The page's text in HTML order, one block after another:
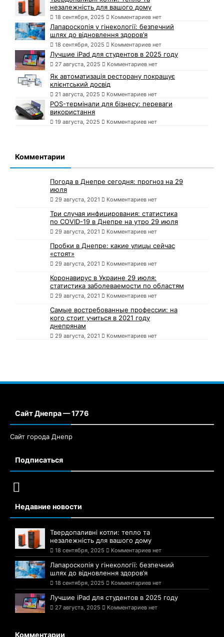
незалежність для вашого дому
18 сентября, 2025 Комментариев нет
Лапароскопія у гінекології: безпечний
шлях до відновлення здоров’я
18 сентября, 2025 Комментариев нет
Лучшие iPad для студентов в 2025 году
27 августа, 2025 Комментариев нет
Як автоматизація ресторану покращує
клієнтський досвід
21 августа, 2025 Комментариев нет
POS-термінали для бізнесу: переваги
використання
19 августа, 2025 Комментариев нет
Комментарии
Погода в Днепре сегодня: прогноз на 29
июля
29 августа, 2021 Комментариев нет
Три случая инфицирования: статистика
по COVID-19 в Днепре на утро 29 июля
29 августа, 2021 Комментариев нет
Пробки в Днепре: какие улицы сейчас
«стоят»
29 августа, 2021 Комментариев нет
Коронавирус в Украине 29 июля:
статистика заболеваемости по областям
29 августа, 2021 Комментариев нет
Самые востребованные профессии: на
кого стоит учиться в 2021 году
днепрянам
29 августа, 2021 Комментариев нет
Сайт Днепра — 1776
Сайт города Днепр
Подписаться
Недавние новости
Твердопаливні котли: тепло та
незалежність для вашого дому
18 сентября, 2025 Комментариев нет
Лапароскопія у гінекології: безпечний
шлях до відновлення здоров’я
18 сентября, 2025 Комментариев нет
Лучшие iPad для студентов в 2025 году
27 августа, 2025 Комментариев нет
Комментарии